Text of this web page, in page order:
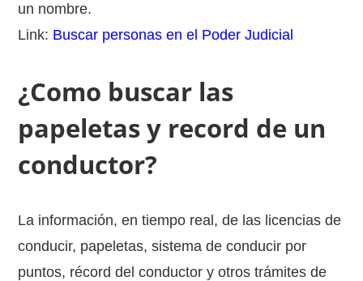
un nombre.
Link: Buscar personas en el Poder Judicial
¿Como buscar las
papeletas y record de un
conductor?
La información, en tiempo real, de las licencias de
conducir, papeletas, sistema de conducir por
puntos, récord del conductor y otros trámites de